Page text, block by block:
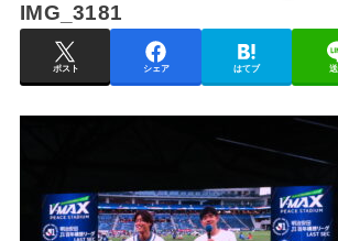
IMG_3181
ポスト シェア はてブ